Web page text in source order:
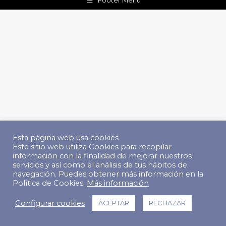
Esta página web usa cookies
Este sitio web utiliza Cookies para recopilar
información con la finalidad de mejorar nuestros
servicios y así como el análisis de tus hábitos de
navegación. Puedes obtener más información en la
Política de Cookies. Más información
Configurar cookies ACEPTAR RECHAZAR